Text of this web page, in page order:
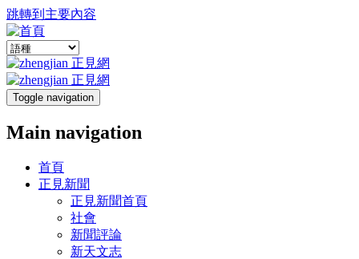
跳轉到主要內容
Toggle navigation
Main navigation
首頁
正見新聞
正見新聞首頁
社會
新聞評論
新天文志